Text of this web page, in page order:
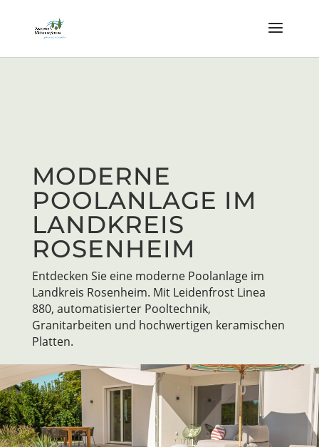
MODERNE
POOLANLAGE IM
LANDKREIS
ROSENHEIM
Entdecken Sie eine moderne Poolanlage im
Landkreis Rosenheim. Mit Leidenfrost Linea
880, automatisierter Pooltechnik,
Granitarbeiten und hochwertigen keramischen
Platten.